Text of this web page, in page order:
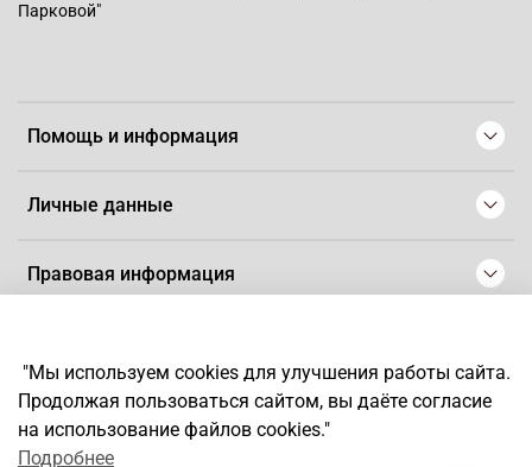
Помощь и информация
Личные данные
Правовая информация
Парковой"
*Любое использование контента без письменного разрешения
запрещено
"Мы используем cookies для улучшения работы сайта.
Продолжая пользоваться сайтом, вы даёте согласие
на использование файлов cookies."
Подробнее